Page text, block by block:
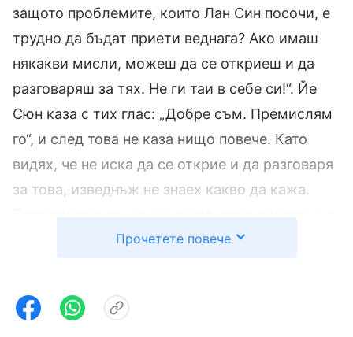
защото проблемите, които Лан Син посочи, е
трудно да бъдат приети веднага? Ако имаш
някакви мисли, можеш да се откриеш и да
разговаряш за тях. Не ги таи в себе си!“. Йе
Сюн каза с тих глас: „Добре съм. Премислям
го“, и след това не каза нищо повече. Като
видях, че не иска да се открие и да разговаря
за това, изведнъж не знаех какво да кажа.
я настроя срещу себе си и тя ще има лошо
разговора.
Прочетете повече